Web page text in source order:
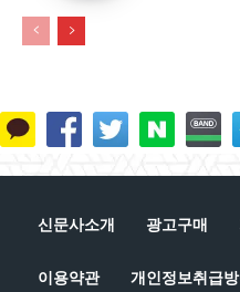
신문사소개 광고구매
이용약관 개인정보취급